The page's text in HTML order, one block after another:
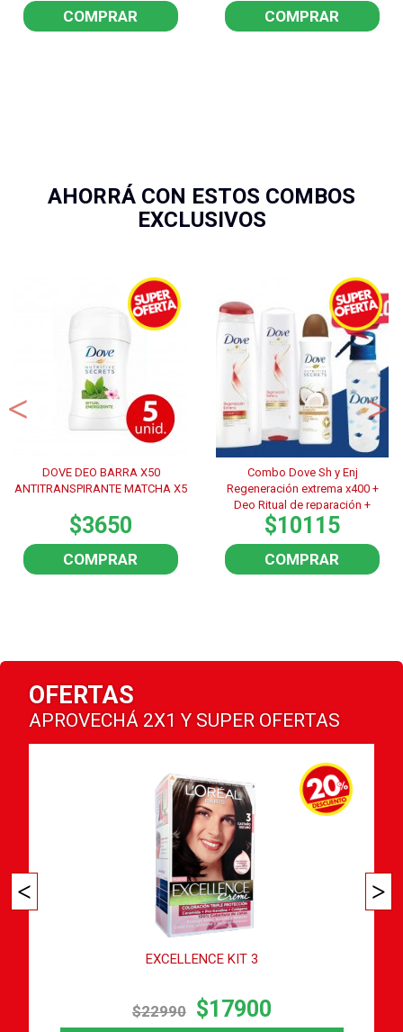
COMPRAR COMPRAR
AHORRÁ CON ESTOS COMBOS
EXCLUSIVOS
DOVE DEO BARRA X50
ANTITRANSPIRANTE MATCHA X5
$3650
COMPRAR
Combo Dove Sh y Enj
Regeneración extrema x400 +
Deo Ritual de reparación +
Botella de regalo
$10115
COMPRAR
OFERTAS
APROVECHÁ 2X1 Y SUPER OFERTAS
EXCELLENCE KIT 3
$22990 $17900